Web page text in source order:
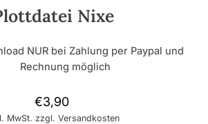
Nixe
NUR bei Zahlung per Paypal und
Rechnung möglich
Normaler
Preis
€3,90
MwSt. zzgl. Versandkosten